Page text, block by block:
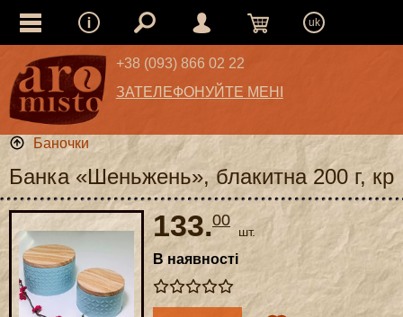
uk
+38 (093) 866 02 22
ЗАТЕЛЕФОНУЙТЕ МЕНІ
Баночки
Банка «Шеньжень», блакитна 200 г, кр
133.00
шт.
В наявності